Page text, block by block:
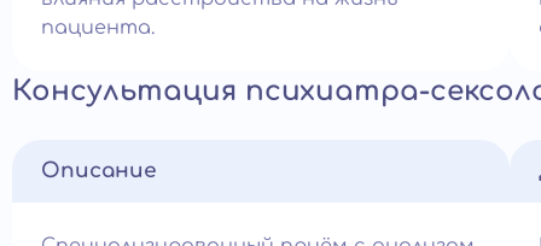
пациента.
Консультация психиатра-
Описание